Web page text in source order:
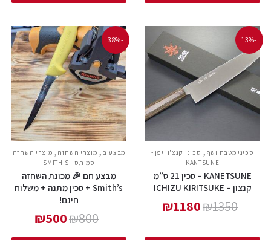
-13%
סכיני מטבח ושף , סכיני קנצ'ון יפן -
KANTSUNE
KANETSUNE – סכין 21 ס”מ
קנצון – ICHIZU KIRITSUKE
₪1350
₪1180
-38%
מבצעים , מוצרי השחזה , מוצרי השחזה
סמיתס - SMITH'S
מבצע חם 🎉 מכונת השחזה
Smith’s + סכין מתנה + משלוח
חינם!
₪800
₪500